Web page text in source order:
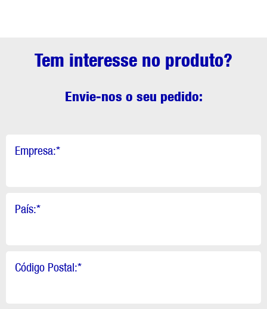
Tem interesse no produto?
Envie-nos o seu pedido:
Empresa:*
País:*
Código Postal:*